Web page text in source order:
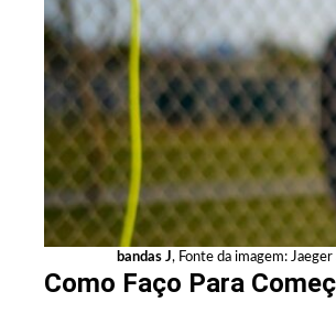
bandas J, Fonte da imagem:
Como Faço Para